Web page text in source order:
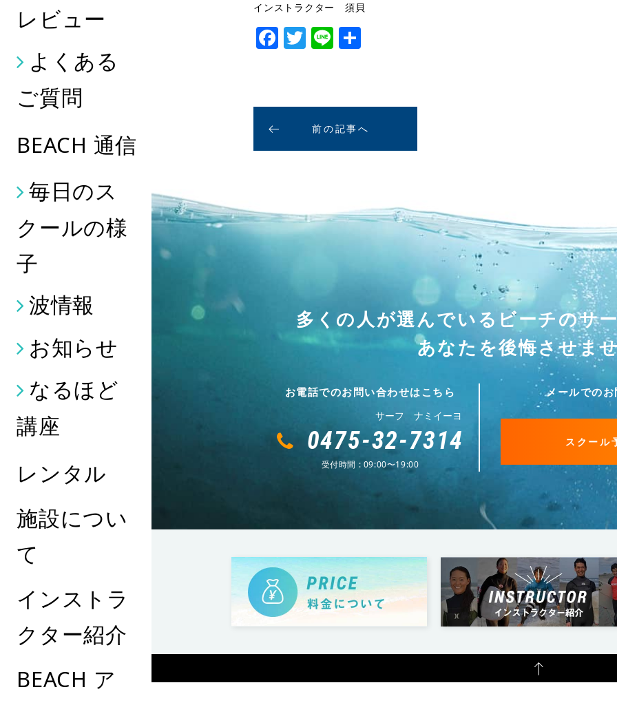
レビュー
よくある
ご質問
BEACH 通信
毎日のス
クールの様
子
波情報
お知らせ
なるほど
講座
レンタル
施設につい
て
インストラ
クター紹介
BEACH ア
インストラクター 須貝
Facebook
Twitter
Line
前の記事へ
多くの人が選んでいるビーチのサ
あなたを後悔させませ
お電話でのお問い合わせはこちら
サーフ ナミイーヨ
0475-32-7314
受付時間 : 09:00〜19:00
メールでの
スクール